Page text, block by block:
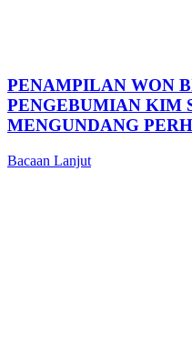
PENAMPILAN WON
PENGEBUMIAN KIM
MENGUNDANG
Bacaan Lanjut